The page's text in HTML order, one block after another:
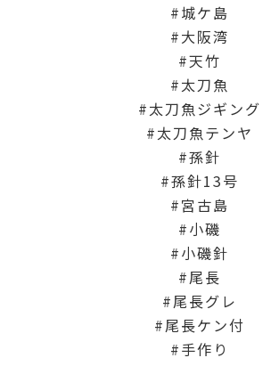
城ケ島
大阪湾
天竹
太刀魚
太刀魚ジギング
太刀魚テンヤ
孫針
孫針13号
宮古島
小磯
小磯針
尾長
尾長グレ
尾長ケン付
手作り